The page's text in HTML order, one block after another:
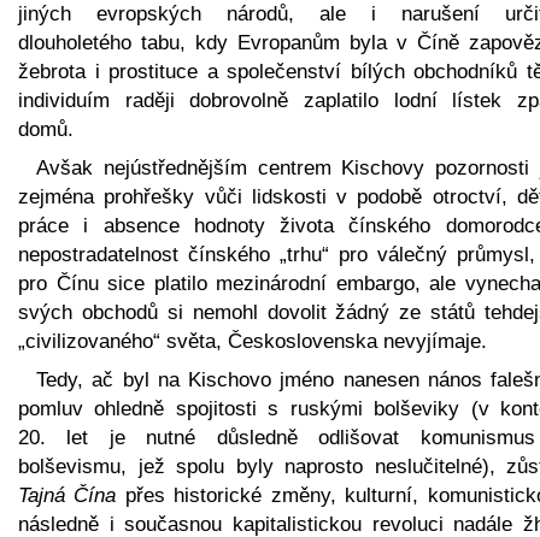
jiných evropských národů, ale i narušení
dlouholetého tabu, kdy Evropanům byla v Číně
žebrota i prostituce a společenství bílých obchodníků
individuím raději dobrovolně zaplatilo lodní lístek
domů.
Avšak nejústřednějším centrem Kischovy pozornosti
zejména prohřešky vůči lidskosti v podobě otroctví,
práce i absence hodnoty života čínského
nepostradatelnost čínského „trhu“ pro válečný
pro Čínu sice platilo mezinárodní embargo, ale
svých obchodů si nemohl dovolit žádný ze států
„civilizovaného“ světa, Československa nevyjímaje.
Tedy, ač byl na Kischovo jméno nanesen nános
pomluv ohledně spojitosti s ruskými bolševiky (v
20. let je nutné důsledně odlišovat
bolševismu, jež spolu byly naprosto neslučitelné),
Tajná Čína přes historické změny, kulturní,
následně i současnou kapitalistickou revoluci nadále